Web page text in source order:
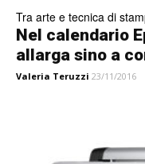
Tra arte e tecnica di
Nel calendario
allarga sino a
Valeria Teruzzi 23/11/2016